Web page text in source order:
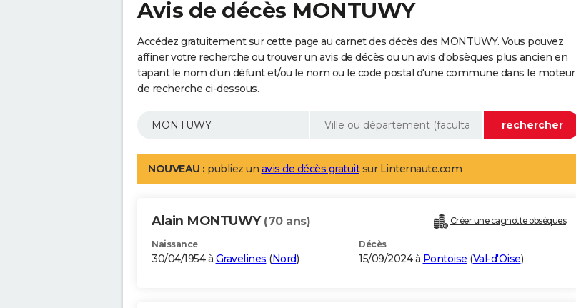
Avis de décès MONTUWY
Accédez gratuitement sur cette page au carnet des décès des MONTUWY. Vous pouvez
affiner votre recherche ou trouver un avis de décès ou un avis d'obsèques plus ancien en
tapant le nom d'un défunt et/ou le nom ou le code postal d'une commune dans le moteur
de recherche ci-dessous.
NOUVEAU : publiez un avis de décès gratuitsur Linternaute.com
Alain MONTUWY (70 ans) Créer une cagnotte obsèques
Naissance
30/04/1954 à Gravelines (Nord)
Décès
15/09/2024 à Pontoise (Val-d'Oise)